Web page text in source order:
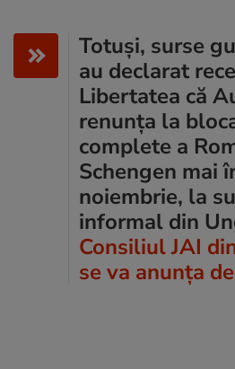
Totuși, surse
au declarat
Libertatea că
renunța la
complete a
Schengen mai
noiembrie, la
informal din
Consiliul JAI
se va anunța